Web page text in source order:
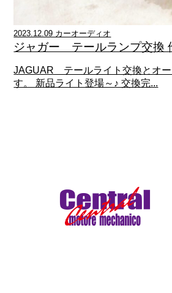
2023.12.09 カーオーディオ
ジャガー テールランプ交換
JAGUAR テールライト交換とオ
す。 新品ライト登場～♪ 交換完...